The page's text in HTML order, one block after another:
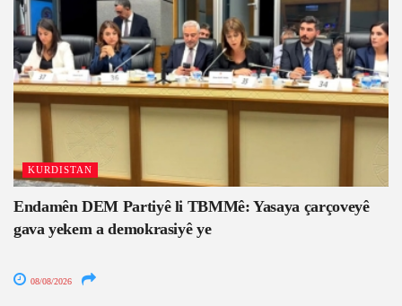
KURDISTAN
Endamên DEM Partiyê li TBMMê: Yasaya çarçoveyê
gava yekem a demokrasiyê ye
08/08/2026